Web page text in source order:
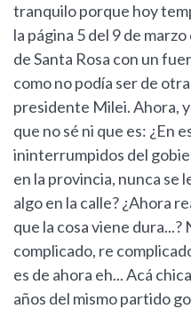
tranquilo porque hoy
la página 5 del 9 de
de Santa Rosa con un
como no podía ser de
presidente Milei. Ahora,
que no sé ni que es: ¿En
ininterrumpidos del
en la provincia, nunca se
algo en la calle? ¿Ahora
que la cosa viene
complicado, re
es de ahora eh... Acá
años del mismo partido